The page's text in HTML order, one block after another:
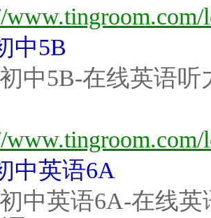
www.tingroom.com/
中5B
中5B-在线英语听
www.tingroom.com/
中英语6A
中英语6A-在线英